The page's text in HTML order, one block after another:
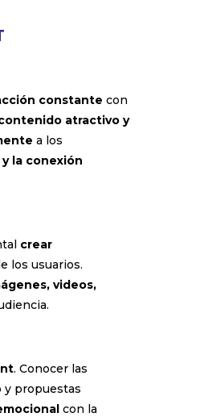
constante con
atractivo y
a los
la conexión
crear
los usuarios.
videos,
. Conocer las
propuestas
con la